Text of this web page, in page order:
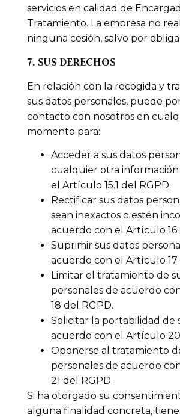
servicios en calidad de
Tratamiento. La empresa no
ninguna cesión, salvo por
7. SUS DERECHOS
En relación con la recogida y
sus datos personales, puede
contacto con nosotros en
momento para:
Acceder a sus datos
cualquier otra información
el Artículo 15.1 del RGPD.
Rectificar sus datos
sean inexactos o estén
acuerdo con el Artículo 16
Suprimir sus datos
acuerdo con el Artículo 17
Limitar el tratamiento de
personales de acuerdo
18 del RGPD.
Solicitar la portabilidad de
acuerdo con el Artículo
Oponerse al tratamiento
personales de acuerdo
21 del RGPD.
Si ha otorgado su
alguna finalidad concreta,